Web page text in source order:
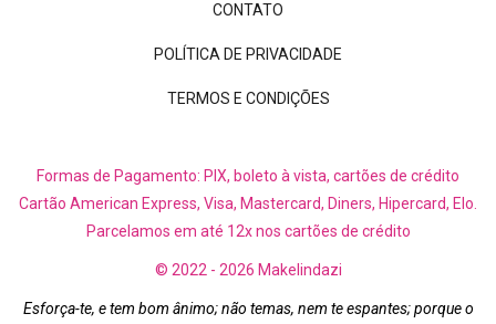
CONTATO
POLÍTICA DE PRIVACIDADE
TERMOS E CONDIÇÕES
Formas de Pagamento: PIX, boleto à vista, cartões de crédito
Cartão American Express, Visa, Mastercard, Diners, Hipercard, Elo.
Parcelamos em até 12x nos cartões de crédito
© 2022 - 2026 Makelindazi
Esforça-te, e tem bom ânimo; não temas, nem te espantes; porque o